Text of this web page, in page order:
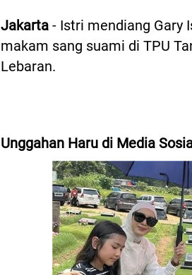
Jakarta - Istri mendiang Gary
makam sang suami di TPU
Lebaran.
Unggahan Haru di Media